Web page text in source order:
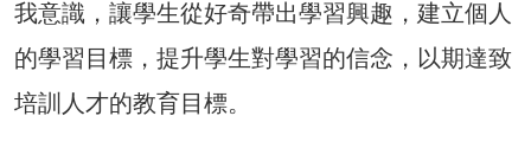
我意識，讓學生從好奇帶出學習興趣，建立個人
的學習目標，提升學生對學習的信念，以期達致
培訓人才的教育目標。